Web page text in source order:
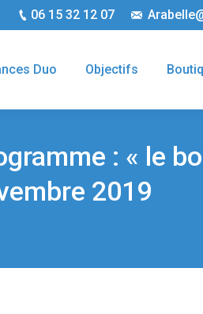
06 15 32 12 07
Duo Objectifs
: « le
2019